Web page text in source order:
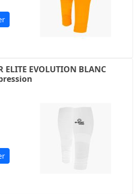
ELITE EVOLUTION BLANC